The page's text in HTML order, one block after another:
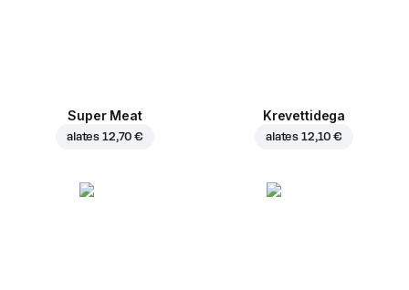
Super Meat
alates 12,70 €
Krevettidega
alates 12,10 €